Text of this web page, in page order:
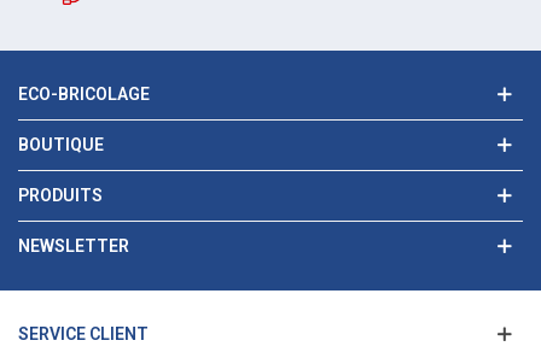
ECO-BRICOLAGE
BOUTIQUE
PRODUITS
NEWSLETTER
SERVICE CLIENT